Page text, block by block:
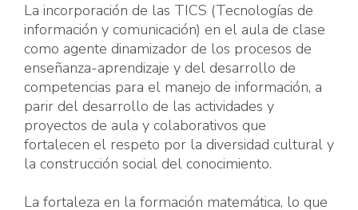
La incorporación de las TICS (Tecnologías de
información y comunicación) en el aula de clase
como agente dinamizador de los procesos de
enseñanza-aprendizaje y del desarrollo de
competencias para el manejo de información, a
parir del desarrollo de las actividades y
proyectos de aula y colaborativos que
fortalecen el respeto por la diversidad cultural y
la construcción social del conocimiento.
La fortaleza en la formación matemática, lo que